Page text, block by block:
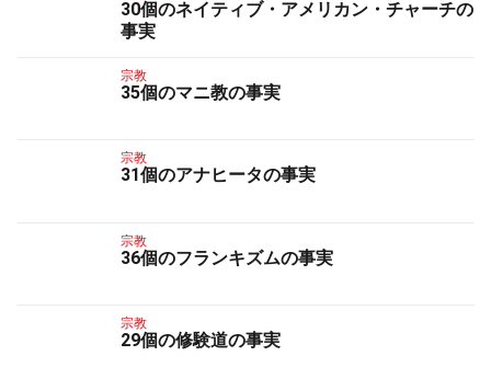
30個のネイティブ・アメリカン・チャーチの
事実
宗教
35個のマニ教の事実
宗教
31個のアナヒータの事実
宗教
36個のフランキズムの事実
宗教
29個の修験道の事実